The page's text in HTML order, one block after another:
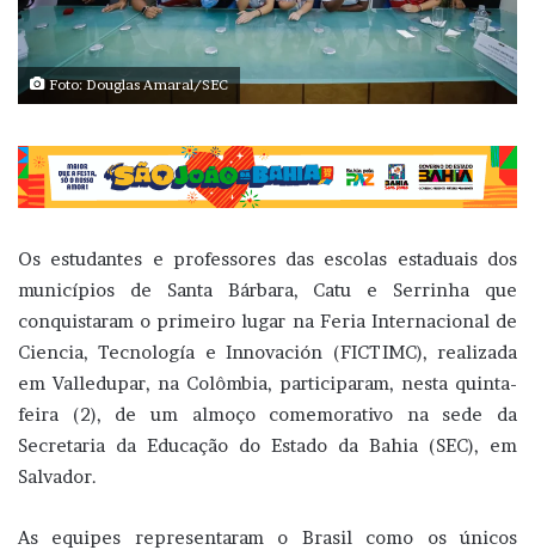
Foto: Douglas Amaral/SEC
Os estudantes e professores das escolas estaduais dos
municípios de Santa Bárbara, Catu e Serrinha que
conquistaram o primeiro lugar na Feria Internacional de
Ciencia, Tecnología e Innovación (FICTIMC), realizada
em Valledupar, na Colômbia, participaram, nesta quinta-
feira (2), de um almoço comemorativo na sede da
Secretaria da Educação do Estado da Bahia (SEC), em
Salvador.
As equipes representaram o Brasil como os únicos